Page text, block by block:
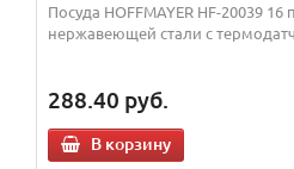
Посуда HOFFMAYER HF-20039
нержавеющей стали с
288.40 руб.
В корзину